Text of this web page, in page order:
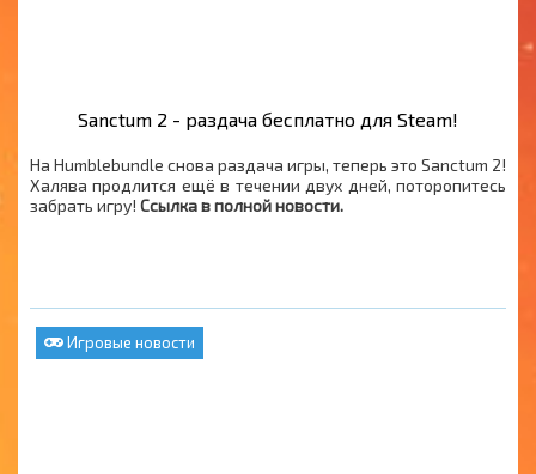
Sanctum 2 - раздача бесплатно для Steam!
На Humblebundle снова раздача игры, теперь это Sanctum 2!
Халява продлится ещё в течении двух дней, поторопитесь
забрать игру! Ссылка в полной новости.
Игровые новости